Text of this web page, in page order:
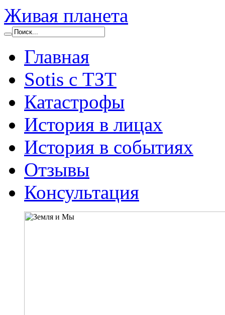
Живая планета
Главная
Sotis с ТЗТ
Катастрофы
История в лицах
История в событиях
Отзывы
Консультация